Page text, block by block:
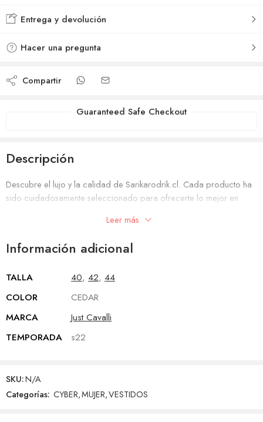
Entrega y devolución
Hacer una pregunta
Compartir
Guaranteed Safe Checkout
Descripción
Descubre el lujo y la calidad de Sarikarodrik.cl. Cada producto ha
sido cuidadosamente seleccionado para ofrecerte lo mejor en
y encuentra el artículo perfecto para ti.
Leer más
Información adicional
TALLA 40, 42, 44
COLOR
CEDAR
MARCA
Just Cavalli
TEMPORADA
s22
SKU:N/A
Categorías: CYBER,MUJER,VESTIDOS